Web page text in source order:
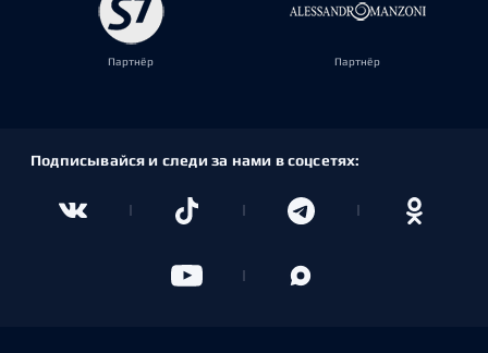
Партнёр Партнёр
Подписывайся и следи за нами в соцсетях: